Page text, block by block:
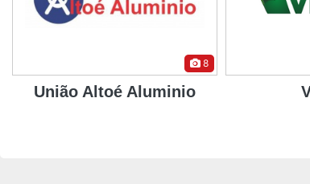
6
Viplast